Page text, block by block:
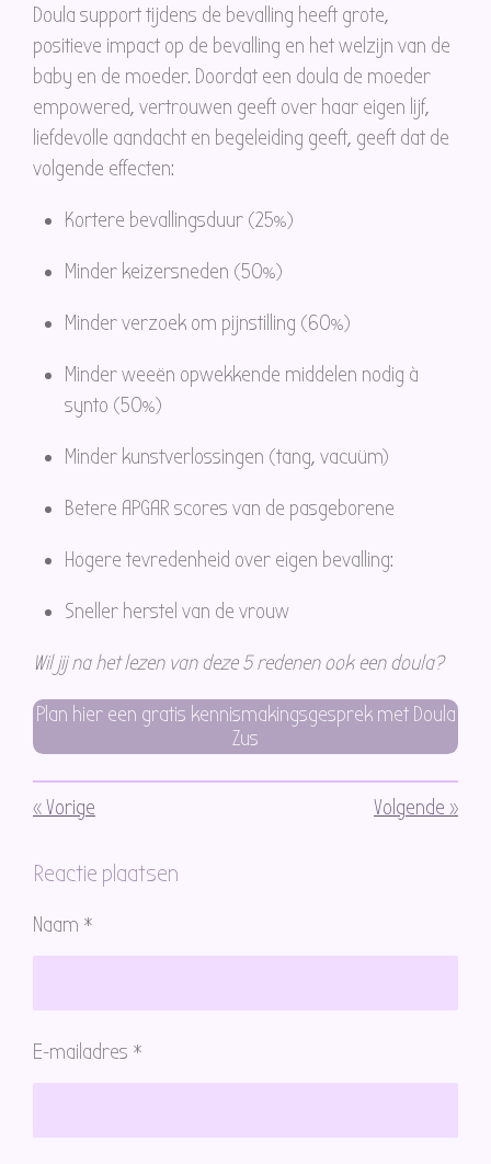
Doula support tijdens de bevalling heeft grote,
positieve impact op de bevalling en het welzijn van de
baby en de moeder. Doordat een doula de moeder
empowered, vertrouwen geeft over haar eigen lijf,
liefdevolle aandacht en begeleiding geeft, geeft dat de
volgende effecten:
Kortere bevallingsduur (25%)
Minder keizersneden (50%)
Minder verzoek om pijnstilling (60%)
Minder weeën opwekkende middelen nodig à
synto (50%)
Minder kunstverlossingen (tang, vacuüm)
Betere APGAR scores van de pasgeborene
Hogere tevredenheid over eigen bevalling:
Sneller herstel van de vrouw
Wil jij na het lezen van deze 5 redenen ook een doula?
Plan hier een gratis kennismakingsgesprek met Doula
Zus
«Vorige Volgende »
Reactie plaatsen
Naam *
E-mailadres *